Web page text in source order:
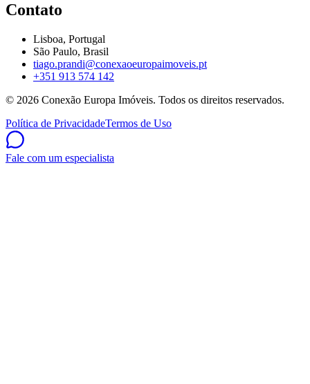
Contato
Lisboa, Portugal
São Paulo, Brasil
tiago.prandi@conexaoeuropaimoveis.pt
+351 913 574 142
© 2026 Conexão Europa Imóveis. Todos os direitos reservados.
Política de PrivacidadeTermos de Uso
Fale com um especialista